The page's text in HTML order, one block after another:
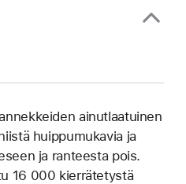
ainutlaatuinen
huippu­mukavia ja
ja ranteesta pois.
16 000 kierrätetystä